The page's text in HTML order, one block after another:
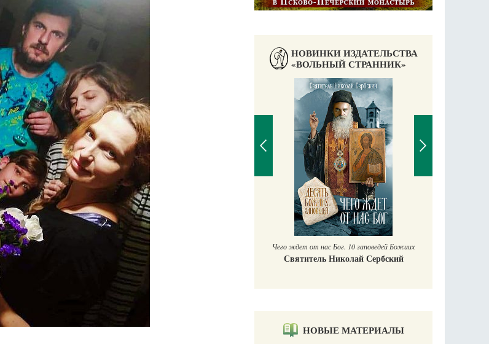
НОВИНКИ ИЗДАТЕЛЬСТВА
«ВОЛЬНЫЙ СТРАННИК»
в жизни
Великомученик Георгий Победоносец. Научись у
Роман Котов Чего ждет от нас Бог. 10 заповедей Божиих
Святитель Николай Сербский
НОВЫЕ МАТЕРИАЛЫ